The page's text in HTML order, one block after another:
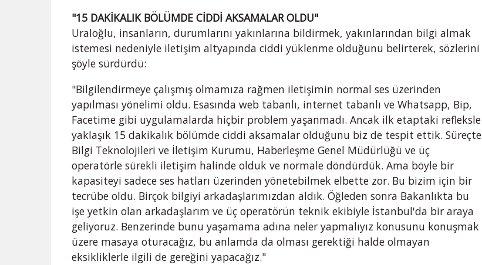
"15 DAKİKALIK BÖLÜMDE CİDDİ AKSAMALAR OLDU"
Uraloğlu, insanların, durumlarını yakınlarına bildirmek, yakınlarından bilgi almak
istemesi nedeniyle iletişim altyapında ciddi yüklenme olduğunu belirterek, sözlerini
şöyle sürdürdü:
"Bilgilendirmeye çalışmış olmamıza rağmen iletişimin normal ses üzerinden
yapılması yönelimi oldu. Esasında web tabanlı, internet tabanlı ve Whatsapp, Bip,
Facetime gibi uygulamalarda hiçbir problem yaşanmadı. Ancak ilk etaptaki refleksle
yaklaşık 15 dakikalık bölümde ciddi aksamalar olduğunu biz de tespit ettik. Süreçte
Bilgi Teknolojileri ve İletişim Kurumu, Haberleşme Genel Müdürlüğü ve üç
operatörle sürekli iletişim halinde olduk ve normale döndürdük. Ama böyle bir
kapasiteyi sadece ses hatları üzerinden yönetebilmek elbette zor. Bu bizim için bir
tecrübe oldu. Birçok bilgiyi arkadaşlarımızdan aldık. Öğleden sonra Bakanlıkta bu
işe yetkin olan arkadaşlarım ve üç operatörün teknik ekibiyle İstanbul'da bir araya
geliyoruz. Benzerinde bunu yaşamama adına neler yapmalıyız konusunu konuşmak
üzere masaya oturacağız, bu anlamda da olması gerektiği halde olmayan
eksikliklerle ilgili de gereğini yapacağız."